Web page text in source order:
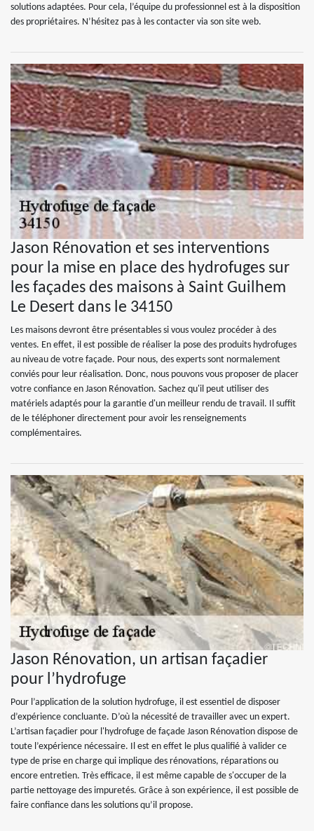
solutions adaptées. Pour cela, l’équipe du professionnel est à la disposition
des propriétaires. N’hésitez pas à les contacter via son site web.
Jason Rénovation et ses interventions
pour la mise en place des hydrofuges sur
les façades des maisons à Saint Guilhem
Le Desert dans le 34150
Les maisons devront être présentables si vous voulez procéder à des
ventes. En effet, il est possible de réaliser la pose des produits hydrofuges
au niveau de votre façade. Pour nous, des experts sont normalement
conviés pour leur réalisation. Donc, nous pouvons vous proposer de placer
votre confiance en Jason Rénovation. Sachez qu'il peut utiliser des
matériels adaptés pour la garantie d'un meilleur rendu de travail. Il suffit
de le téléphoner directement pour avoir les renseignements
complémentaires.
Jason Rénovation, un artisan façadier
pour l’hydrofuge
Pour l’application de la solution hydrofuge, il est essentiel de disposer
d’expérience concluante. D’où la nécessité de travailler avec un expert.
L’artisan façadier pour l'hydrofuge de façade Jason Rénovation dispose de
toute l’expérience nécessaire. Il est en effet le plus qualifié à valider ce
type de prise en charge qui implique des rénovations, réparations ou
encore entretien. Très efficace, il est même capable de s'occuper de la
partie nettoyage des impuretés. Grâce à son expérience, il est possible de
faire confiance dans les solutions qu’il propose.